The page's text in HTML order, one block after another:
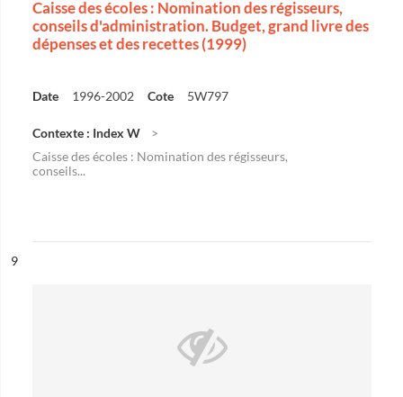
Caisse des écoles : Nomination des régisseurs,
conseils d'administration. Budget, grand livre des
dépenses et des recettes (1999)
Date 1996-2002 Cote 5W797
Contexte : Index W
Caisse des écoles : Nomination des régisseurs,
conseils...
n°
9